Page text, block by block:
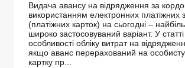
Видача авансу на відрядження за
використанням електронних платіжних
(платіжних карток) на сьогодні –
широко застосовуваний варіант. У
особливості обліку витрат на
якщо аванс перерахований на особисту
картку пр...